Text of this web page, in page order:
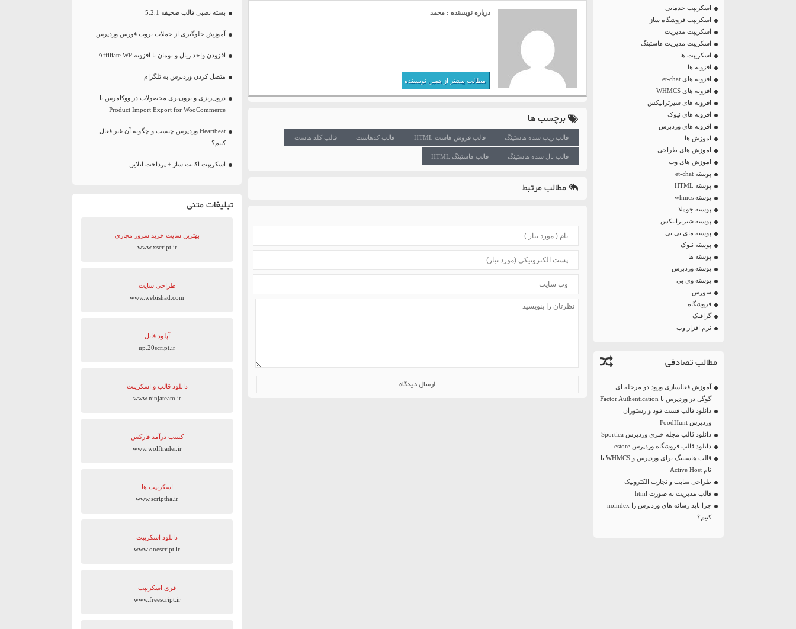
اسکریپت خدماتی
اسکریپت فروشگاه ساز
اسکریپت مدیریت
اسکریپت مدیریت هاستینگ
اسکریپت ها
افزونه ها
افزونه های et-chat
افزونه های WHMCS
افزونه های شیرترانیکس
افزونه های نیوک
افزونه های وردپرس
اموزش ها
اموزش های طراحی
اموزش های وب
پوسته et-chat
پوسته HTML
پوسته whmcs
پوسته جوملا
پوسته شیرترانیکس
پوسته مای بی بی
پوسته نیوک
پوسته ها
پوسته وردپرس
پوسته وی بی
سورس
فروشگاه
گرافیک
نرم افزار وب
مطالب تصادفی
آموزش فعالسازی ورود دو مرحله ای
گوگل در وردپرس با Factor Authentication
دانلود قالب فست فود و رستوران
وردپرس FoodHunt
دانلود قالب مجله خبری وردپرس Sportica
دانلود قالب فروشگاه وردپرس estore
قالب هاستینگ برای وردپرس و WHMCS با
نام Active Host
طراحی سایت و تجارت الکترونیک
قالب مدیریت به صورت html
چرا باید رسانه های وردپرس را noindex
کنیم؟
درباره نویسنده : محمد
مطالب بیشتر از همین نویسنده
برچسب ها
قالب ریپ شده هاستینگ قالب فروش هاست HTML قالب کدهاست قالب کلد هاست
قالب نال شده هاستینگ قالب هاستینگ HTML
مطالب مرتبط
بسته نصبی قالب صحیفه 5.2.1
آموزش جلوگیری از حملات بروت فورس وردپرس
افزودن واحد ریال و تومان با افزونه Affiliate WP
متصل کردن وردپرس به تلگرام
درون‌ریزی و برون‌بری محصولات در ووکامرس با
Product Import Export for WooCommerce
Heartbeat وردپرس چیست و چگونه آن غیر فعال
کنیم؟
اسکریپت اکانت ساز + پرداخت انلاین
تبلیغات متنی
بهترین سایت‌ خرید سرور مجازی
www.xscript.ir
طراحی سایت
www.webishad.com
آپلود فایل
up.20script.ir
دانلود قالب و اسکریپت
www.ninjateam.ir
کسب درآمد فارکس
www.wolftrader.ir
اسکریپت ها
www.scriptha.ir
دانلود اسکریپت
www.onescript.ir
فری اسکریپت
www.freescript.ir